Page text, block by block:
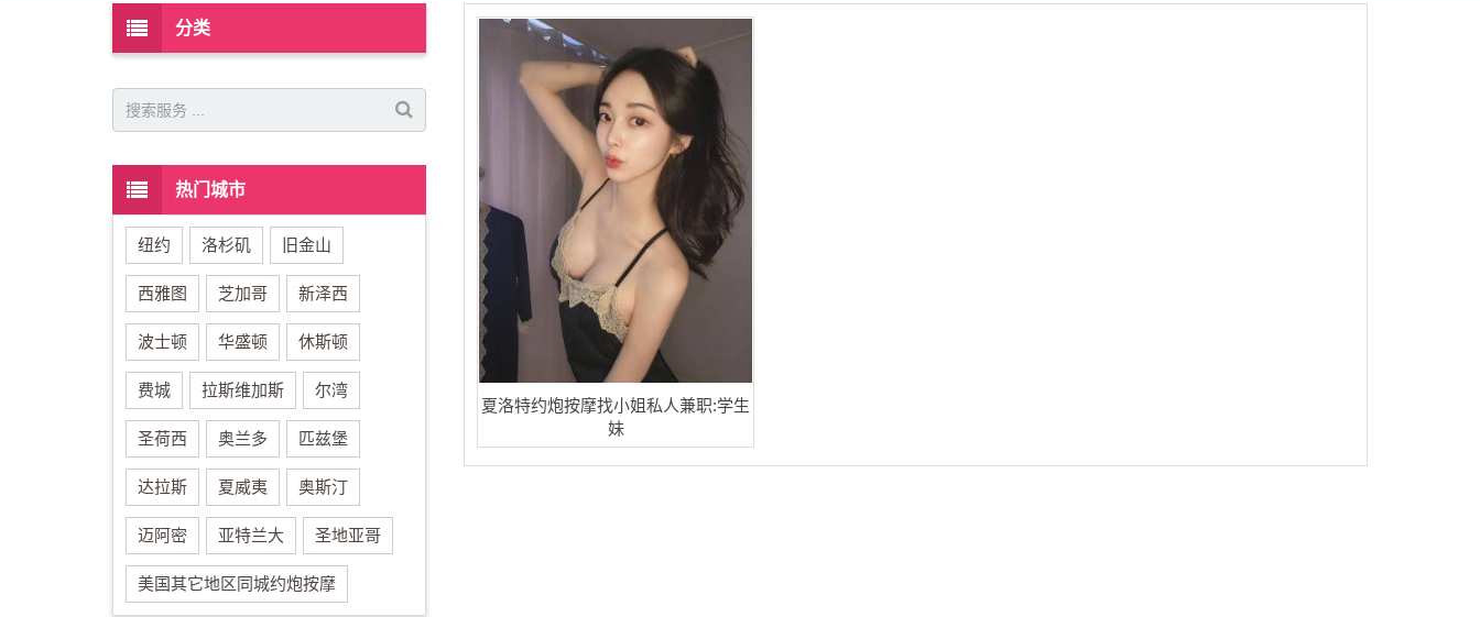
夏洛特约炮按摩找小姐私人兼职:学生
妹
分类
热门城市
纽约 洛杉矶 旧金山
西雅图 芝加哥 新泽西
波士顿 华盛顿 休斯顿
费城 拉斯维加斯 尔湾
圣荷西 奥兰多 匹兹堡
达拉斯 夏威夷 奥斯汀
迈阿密 亚特兰大 圣地亚哥
美国其它地区同城约炮按摩